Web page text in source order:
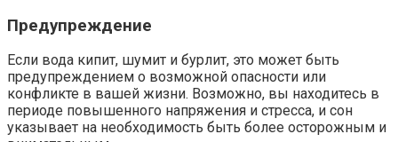
Предупреждение
Если вода кипит, шумит и бурлит, это может быть
предупреждением о возможной опасности или
конфликте в вашей жизни. Возможно, вы находитесь в
периоде повышенного напряжения и стресса, и сон
указывает на необходимость быть более осторожным и